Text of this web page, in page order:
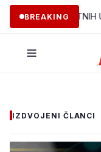
BREAKING
POČETNIH
IZDVOJENI ČLANCI